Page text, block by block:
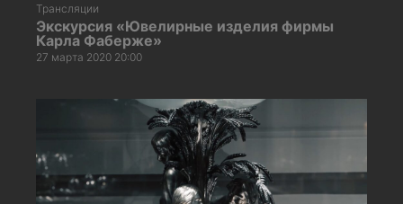
Трансляции
Экскурсия «Ювелирные изделия фирмы
Карла Фаберже»
27 марта 2020 20:00